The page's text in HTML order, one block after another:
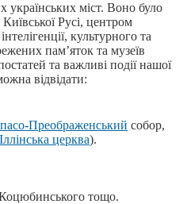
українських міст. Воно було
Русі, центром
культурного та
пам’яток та музеїв
та важливі події нашої
відвідати:
Преображенський собор,
Іллінська церква).
тощо.